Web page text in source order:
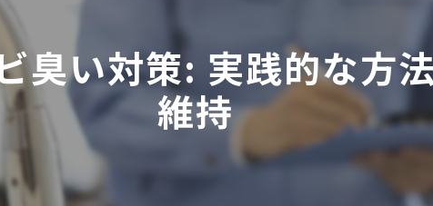
臭い対策: 実践的な方
維持